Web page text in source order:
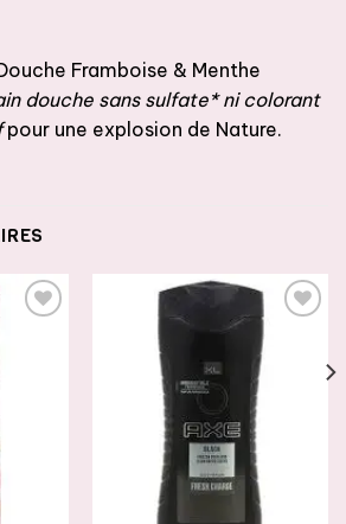
Framboise & Menthe
douche sans sulfate* ni colorant
pour une explosion de Nature.
DE
AJOUTER
À LA
LISTE DE
SOUHAITS